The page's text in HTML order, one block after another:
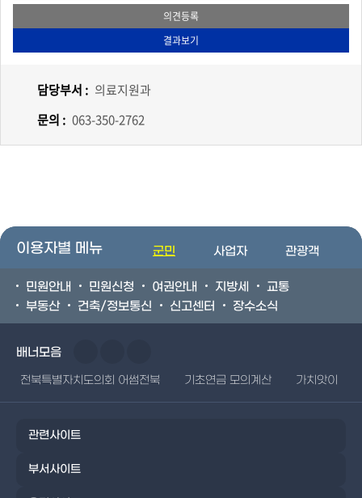
담당부서 : 의료지원과
문의 : 063-350-2762
이용자별 메뉴 군민 사업자 관광객
민원안내 민원신청 여권안내 지방세
교통
부동산
건축/정보통신 신고센터 장수소식
배너모음
전북특별자치도의회 어썸전북 기초연금 모의계산 가치앗이
관련사이트
부서사이트